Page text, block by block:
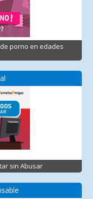
porno en edades
sin Abusar